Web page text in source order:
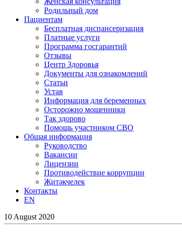
Родильный дом
Пациентам
Бесплатная диспансеризация
Платные услуги
Программа госгарантий
Отзывы
Центр Здоровья
Документы для ознакомлений
Статьи
Устав
Информация для беременных
Осторожно мошенники
Так здорово
Помощь участником СВО
Общая информация
Руководство
Вакансии
Лицензии
Противодействие коррупции
Җитәкчелек
Контакты
EN
10 August 2020